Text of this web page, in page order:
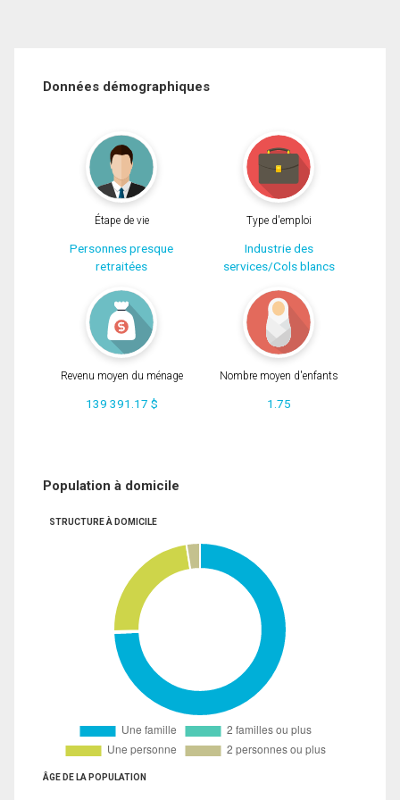
Données démographiques
Étape de vie
Personnes presque
retraitées
Type d'emploi
Industrie des
services/Cols blancs
Revenu moyen du ménage
139 391.17 $
Nombre moyen d'enfants
1.75
Population à domicile
STRUCTURE À DOMICILE
ÂGE DE LA POPULATION